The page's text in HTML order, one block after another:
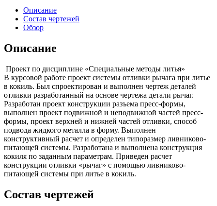
Описание
Состав чертежей
Обзор
Описание
Проект по дисциплине «Специальные методы литья»
В курсовой работе проект системы отливки рычага при литье
в кокиль. Был спроектирован и выполнен чертеж деталей
отливки разработанный на основе чертежа детали рычаг.
Разработан проект конструкции разъема пресс-формы,
выполнен проект подвижной и неподвижной частей пресс-
формы, проект верхней и нижней частей отливки, способ
подвода жидкого металла в форму. Выполнен
конструктивный расчет и определен типоразмер ливниково-
питающей системы. Разработана и выполнена конструкция
кокиля по заданным параметрам. Приведен расчет
конструкции отливки «рычаг» с помощью ливниково-
питающей системы при литье в кокиль.
Состав чертежей